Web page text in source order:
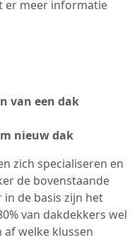
er meer informatie
van een dak
nieuw dak
zich specialiseren en
de bovenstaande
de basis zijn het
van dakdekkers wel
welke klussen